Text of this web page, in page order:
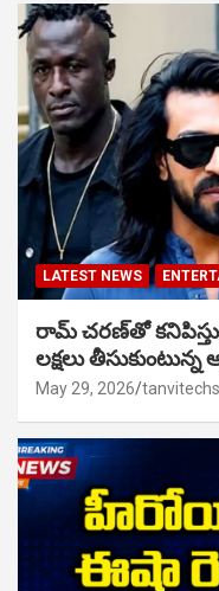
LATEST NEWS
రామ్ చరణ్‌తో
లక్షలు
May 29, 2026 tanvitechs